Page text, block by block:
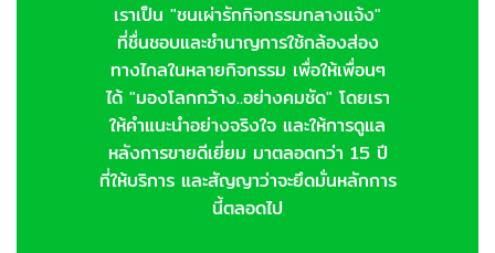
เราเป็น "ชนเผ่ารักกิจกรรมกลางแจ้ง"
ที่ชื่นชอบและชำนาญการใช้กล้องส่อง
ทางไกลในหลายกิจกรรม เพื่อให้เพื่อนๆ
ได้ "มองโลกกว้าง..อย่างคมชัด" โดยเรา
ให้คำแนะนำอย่างจริงใจ และให้การดูแล
หลังการขายดีเยี่ยม มาตลอดกว่า 15 ปี
ที่ให้บริการ และสัญญาว่าจะยึดมั่นหลักการ
นี้ตลอดไป